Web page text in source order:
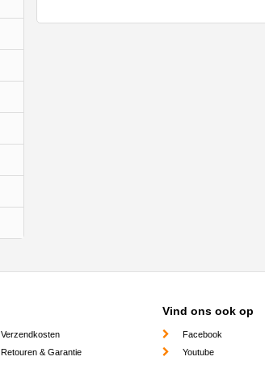
Verzendkosten
Retouren & Garantie
Vind ons ook op
Facebook
Youtube